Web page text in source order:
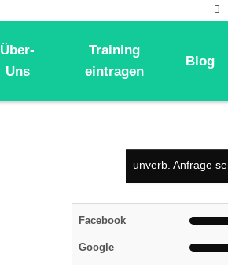
Über-
Uns
Training
eintragen
Blog
unverb. Anfrage
Facebook
Google